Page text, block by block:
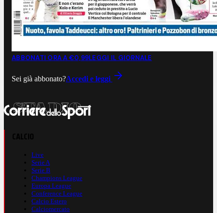
ABBONATI ORA A €0,99LEGGI IL GIORNALE
Sei già abbonato?Accedi e leggi
Live
Serie A
Serie B
Champions League
Europa League
Conference League
Calcio Estero
Calciomercato